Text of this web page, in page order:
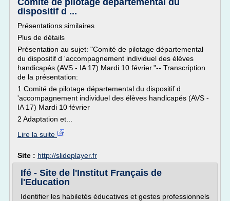
Comité de pilotage départemental du
dispositif d ...
Présentations similaires
Plus de détails
Présentation au sujet: "Comité de pilotage départemental
du dispositif d 'accompagnement individuel des élèves
handicapés (AVS - IA 17) Mardi 10 février."-- Transcription
de la présentation:
1 Comité de pilotage départemental du dispositif d
'accompagnement individuel des élèves handicapés (AVS -
IA 17) Mardi 10 février
2 Adaptation et...
Lire la suite
Site : http://slideplayer.fr
Ifé - Site de l'Institut Français de
l'Education
Identifier les habiletés éducatives et gestes professionnels